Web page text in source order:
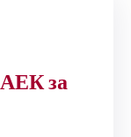
АЕК за